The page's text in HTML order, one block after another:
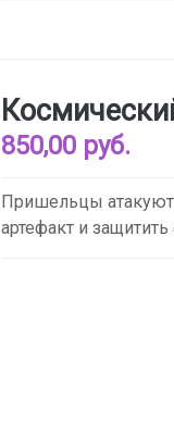
850,00 руб.
Пришельцы атакуют
артефакт и защитить